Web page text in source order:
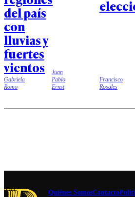
del país
con
lluvias y
fuertes
vientos
Gabriela
Romo
Juan
Pablo
Ernst
Francisco
Rosales
Quiénes SomosContacto